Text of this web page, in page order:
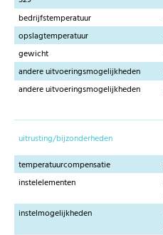
bedrijfstemperatuur
opslagtemperatuur
gewicht
andere uitvoeringsmogelijkheden
andere uitvoeringsmogelijkheden
uitrusting/bijzonderheden
temperatuurcompensatie
instelelementen
instelmogelijkheden